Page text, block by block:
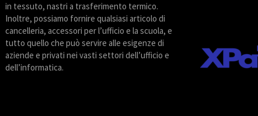
in tessuto, nastri a trasferimento termico.
Inoltre, possiamo fornire qualsiasi articolo di
cancelleria, accessori per l’ufficio e la scuola, e
tutto quello che può servire alle esigenze di
aziende e privati nei vasti settori dell’ufficio e
dell’informatica.